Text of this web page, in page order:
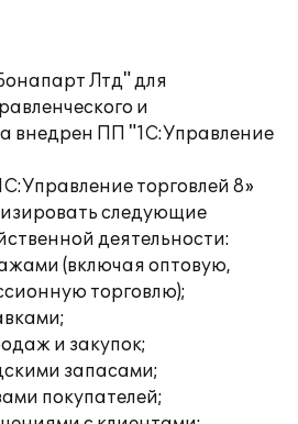
Лтд" для
и
внедрен ПП "1С:Управление
торговлей 8»
следующие
деятельности:
(включая оптовую,
торговлю);
и закупок;
запасами;
покупателей;